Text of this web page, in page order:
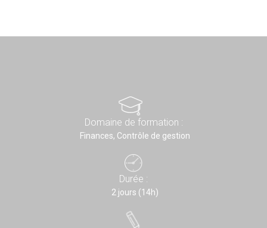
Domaine de formation :
Finances, Contrôle de gestion
Durée :
2 jours (14h)